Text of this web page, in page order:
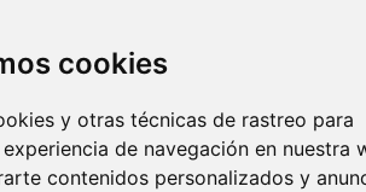
cookies
y otras técnicas de rastreo para
de navegación en nuestra
contenidos personalizados y